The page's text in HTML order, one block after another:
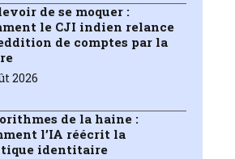
de se moquer :
le CJI indien relance
de comptes par la
2026
de la haine :
l’IA réécrit la
identitaire